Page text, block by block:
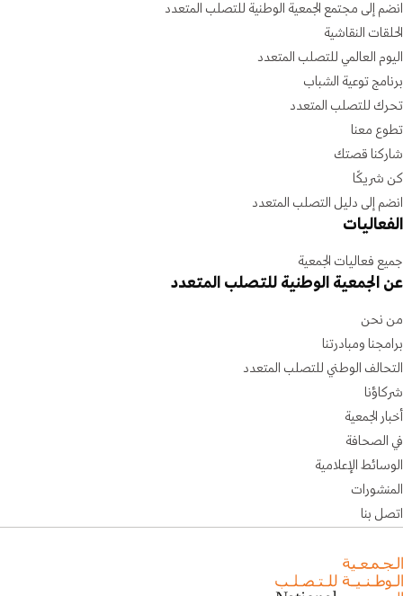
انضم إلى مجتمع الجمعية الوطنية للتصلب المتعدد
الحلقات النقاشية
اليوم العالمي للتصلب المتعدد
برنامج توعية الشباب
تحرك للتصلب المتعدد
تطوع معنا
شاركنا قصتك
كن شريكًا
انضم إلى دليل التصلب المتعدد
الفعاليات
جميع فعاليات الجمعية
عن الجمعية الوطنية للتصلب المتعدد
من نحن
برامجنا ومبادرتنا
التحالف الوطني للتصلب المتعدد
شركاؤنا
أخبار الجمعية
في الصحافة
الوسائط الإعلامية
المنشورات
اتصل بنا